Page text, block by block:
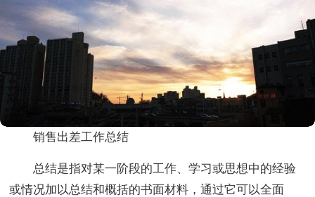
销售出差工作总结
总结是指对某一阶段的工作、学习或思想中的经验
或情况加以总结和概括的书面材料，通过它可以全面